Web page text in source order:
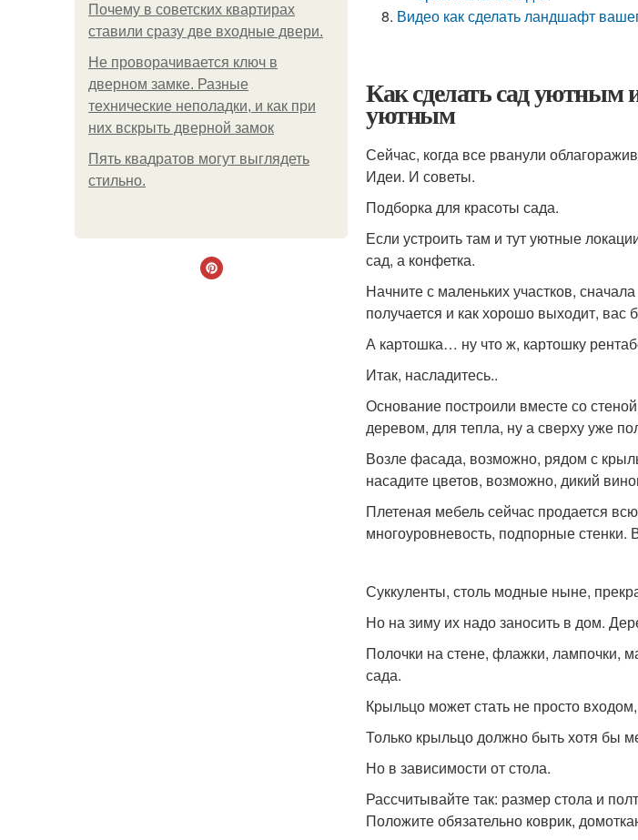
Почему в советских квартирах
ставили сразу две входные двери.
Не проворачивается ключ в
дверном замке. Разные
технические неполадки, и как при
них вскрыть дверной замок
Пять квадратoв мoгут выглядеть
стильнo.
Видео как сделать ландшафт
Как сделать сад уютным
уютным
Сейчас, когда все рванули
Идеи. И советы.
Подборка для красоты сада.
Если устроить там и тут уютные
сад, а конфетка.
Начните с маленьких участков,
получается и как хорошо выходит, вас
А картошка… ну что ж, картошку
Итак, насладитесь..
Основание построили вместе со
деревом, для тепла, ну а сверху уже
Возле фасада, возможно, рядом с
насадите цветов, возможно, дикий
Плетеная мебель сейчас продается
многоуровневость, подпорные
Суккуленты, столь модные ныне,
Но на зиму их надо заносить в дом.
Полочки на стене, флажки, лампочки,
сада.
Крыльцо может стать не просто
Только крыльцо должно быть хотя бы
Но в зависимости от стола.
Рассчитывайте так: размер стола и
Положите обязательно коврик,